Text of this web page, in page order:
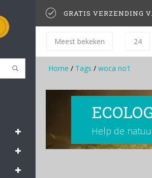
GRATIS VERZENDING
Meest bekeken 24
Home / Tags / woca no1
Help de